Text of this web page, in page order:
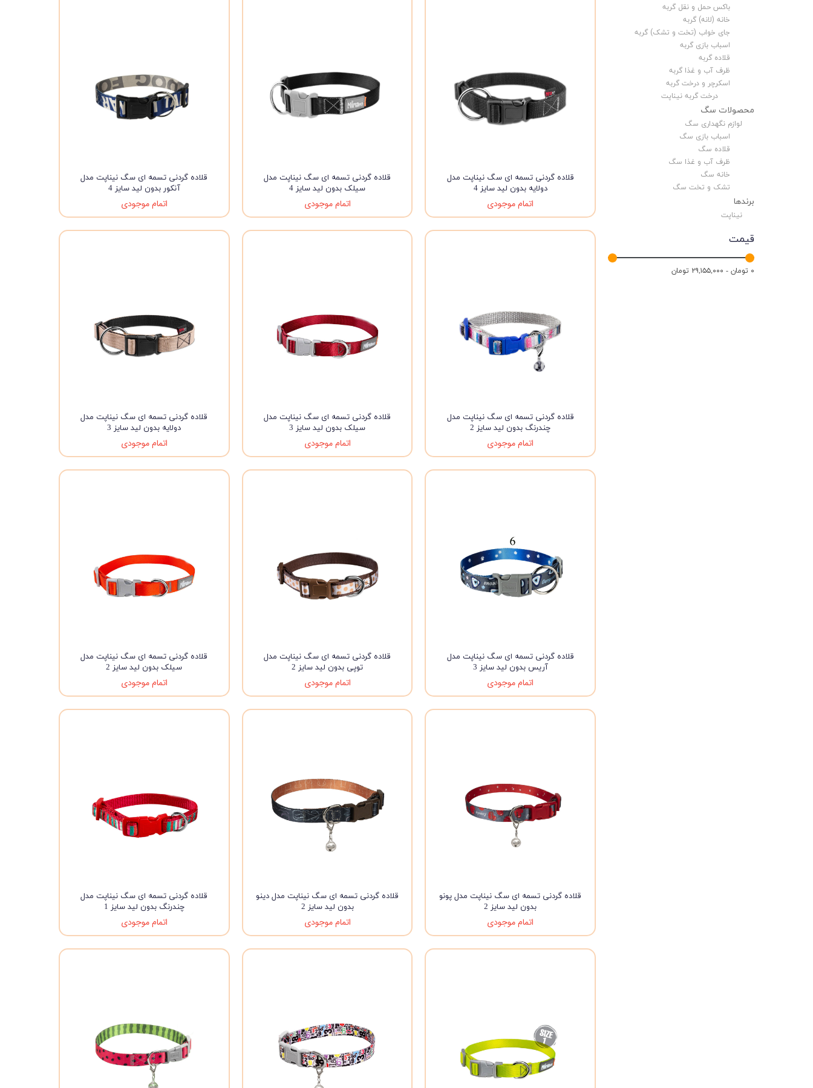
باکس حمل و نقل گربه
خانه (لانه) گربه
جای خواب (تخت و تشک) گربه
اسباب بازی گربه
قلاده گربه
ظرف آب و غذا گربه
اسکرچر و درخت گربه
درخت گربه نیناپت
محصولات سگ
لوازم نگهداری سگ
اسباب بازی سگ
قلاده سگ
ظرف آب و غذا سگ
خانه سگ
تشک و تخت سگ
برندها
نیناپت
قیمت
۰ تومان - ۲۹,۱۵۵,۰۰۰ تومان
قلاده گردنی تسمه ای سگ نیناپت مدل
دولایه بدون لید سایز 4
اتمام موجودی
قلاده گردنی تسمه ای سگ نیناپت مدل
سیلک بدون لید سایز 4
اتمام موجودی
قلاده گردنی تسمه ای سگ نیناپت مدل
آنکور بدون لید سایز 4
اتمام موجودی
قلاده گردنی تسمه ای سگ نیناپت مدل
چندرنگ بدون لید سایز 2
اتمام موجودی
قلاده گردنی تسمه ای سگ نیناپت مدل
سیلک بدون لید سایز 3
اتمام موجودی
قلاده گردنی تسمه ای سگ نیناپت مدل
دولایه بدون لید سایز 3
اتمام موجودی
قلاده گردنی تسمه ای سگ نیناپت مدل
آریس بدون لید سایز 3
اتمام موجودی
قلاده گردنی تسمه ای سگ نیناپت مدل
توپی بدون لید سایز 2
اتمام موجودی
قلاده گردنی تسمه ای سگ نیناپت مدل
سیلک بدون لید سایز 2
اتمام موجودی
قلاده گردنی تسمه ای سگ نیناپت مدل پونو
بدون لید سایز 2
اتمام موجودی
قلاده گردنی تسمه ای سگ نیناپت مدل دینو
بدون لید سایز 2
اتمام موجودی
قلاده گردنی تسمه ای سگ نیناپت مدل
چندرنگ بدون لید سایز 1
اتمام موجودی